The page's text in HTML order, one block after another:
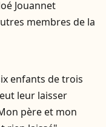
Jouannet
membres de la
enfants de trois
leur laisser
père et mon